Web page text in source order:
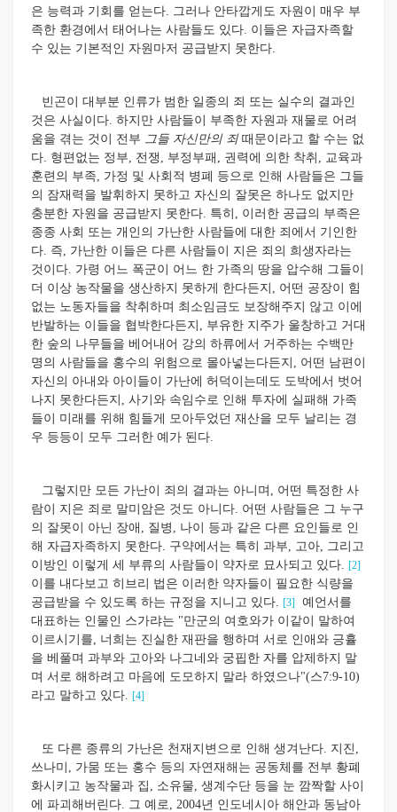
은 능력과 기회를 얻는다. 그러나 안타깝게도 자원이 매우 부
족한 환경에서 태어나는 사람들도 있다. 이들은 자급자족할
수 있는 기본적인 자원마저 공급받지 못한다.
빈곤이 대부분 인류가 범한 일종의 죄 또는 실수의 결과인
것은 사실이다. 하지만 사람들이 부족한 자원과 재물로 어려
움을 겪는 것이 전부 그들 자신만의 죄 때문이라고 할 수는 없
다. 형편없는 정부, 전쟁, 부정부패, 권력에 의한 착취, 교육과
훈련의 부족, 가정 및 사회적 병폐 등으로 인해 사람들은 그들
의 잠재력을 발휘하지 못하고 자신의 잘못은 하나도 없지만
충분한 자원을 공급받지 못한다. 특히, 이러한 공급의 부족은
종종 사회 또는 개인의 가난한 사람들에 대한 죄에서 기인한
다. 즉, 가난한 이들은 다른 사람들이 지은 죄의 희생자라는
것이다. 가령 어느 폭군이 어느 한 가족의 땅을 압수해 그들이
더 이상 농작물을 생산하지 못하게 한다든지, 어떤 공장이 힘
없는 노동자들을 착취하며 최소임금도 보장해주지 않고 이에
반발하는 이들을 협박한다든지, 부유한 지주가 울창하고 거대
한 숲의 나무들을 베어내어 강의 하류에서 거주하는 수백만
명의 사람들을 홍수의 위험으로 몰아넣는다든지, 어떤 남편이
자신의 아내와 아이들이 가난에 허덕이는데도 도박에서 벗어
나지 못한다든지, 사기와 속임수로 인해 투자에 실패해 가족
들이 미래를 위해 힘들게 모아두었던 재산을 모두 날리는 경
우 등등이 모두 그러한 예가 된다.
그렇지만 모든 가난이 죄의 결과는 아니며, 어떤 특정한 사
람이 지은 죄로 말미암은 것도 아니다. 어떤 사람들은 그 누구
의 잘못이 아닌 장애, 질병, 나이 등과 같은 다른 요인들로 인
해 자급자족하지 못한다. 구약에서는 특히 과부, 고아, 그리고
이방인 이렇게 세 부류의 사람들이 약자로 묘사되고 있다. [2]
이를 내다보고 히브리 법은 이러한 약자들이 필요한 식량을
공급받을 수 있도록 하는 규정을 지니고 있다. [3]
예언서를
대표하는 인물인 스가랴는 "만군의 여호와가 이같이 말하여
이르시기를, 너희는 진실한 재판을 행하며 서로 인애와 긍휼
을 베풀며 과부와 고아와 나그네와 궁핍한 자를 압제하지 말
며 서로 해하려고 마음에 도모하지 말라 하였으나"(스7:9-10)
라고 말하고 있다. [4]
또 다른 종류의 가난은 천재지변으로 인해 생겨난다. 지진,
쓰나미, 가뭄 또는 홍수 등의 자연재해는 공동체를 전부 황폐
화시키고 농작물과 집, 소유물, 생계수단 등을 눈 깜짝할 사이
에 파괴해버린다. 그 예로, 2004년 인도네시아 해안과 동남아